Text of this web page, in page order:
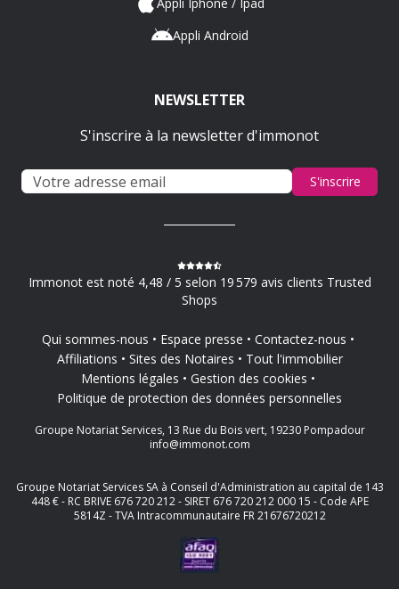
Appli Android
NEWSLETTER
S'inscrire à la newsletter d'immonot
S'inscrire
Immonot est noté 4,48 / 5 selon 19 579 avis clients Trusted
Shops
Qui sommes-nous Espace presse
Contactez-nous
Affiliations
Sites des Notaires
Tout l'immobilier
Mentions légales
Gestion des cookies
Politique de protection des données personnelles
Groupe Notariat Services, 13 Rue du Bois vert, 19230 Pompadour
info@immonot.com
Groupe Notariat Services SA à Conseil d'Administration au capital de 143
448 € - RC BRIVE 676 720 212 - SIRET 676 720 212 000 15 - Code APE
5814Z - TVA Intracommunautaire FR 21676720212